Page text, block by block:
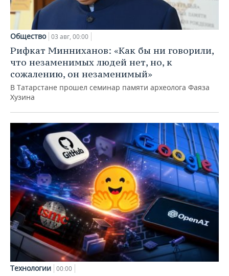
Общество 03 авг, 00:00
Рифкат Минниханов: «Как бы ни говорили,
что незаменимых людей нет, но, к
сожалению, он незаменимый»
В Татарстане прошел семинар памяти археолога Фаяза
Хузина
Технологии 00:00